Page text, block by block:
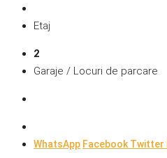
Etaj
2
Garaje / Locuri de parcare
WhatsApp FacebookTwitter